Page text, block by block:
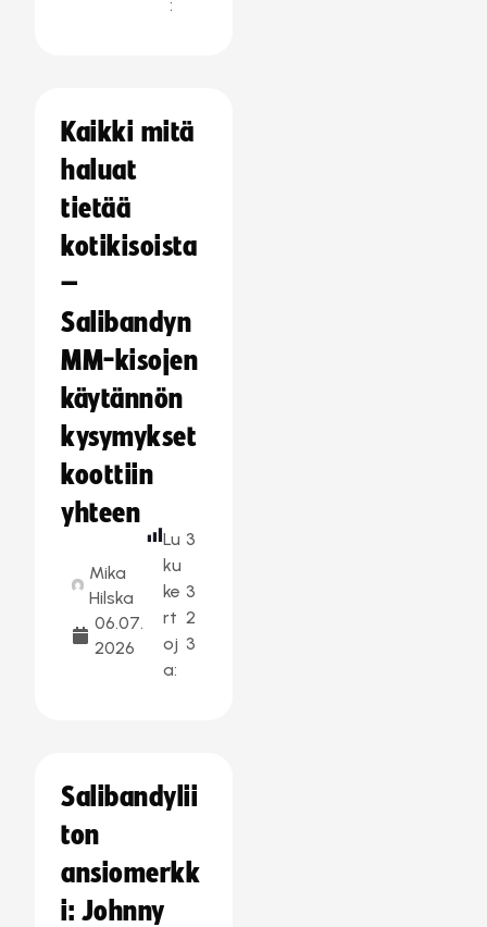
:
Kaikki mitä
haluat
tietää
kotikisoista
–
Salibandyn
MM-kisojen
käytännön
kysymykset
koottiin
yhteen
Mika
Hilska
06.07.
2026
Lu
ku
ke
rt
oj
a:
3
3
2
3
Salibandylii
ton
ansiomerkk
i: Johnny